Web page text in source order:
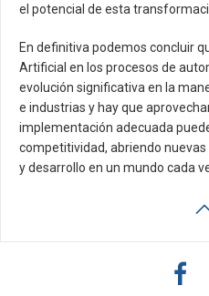
el potencial de esta
En definitiva podemos concluir
Artificial en los procesos de
evolución significativa en la
e industrias y hay que
implementación adecuada
competitividad, abriendo
y desarrollo en un mundo cada